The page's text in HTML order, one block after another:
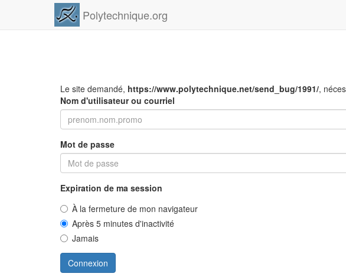
Polytechnique.org
Le site demandé, https://www.polytechnique.net/send_bug/1991/,
Nom d'utilisateur ou courriel
Mot de passe
Expiration de ma session
À la fermeture de mon navigateur
Après 5 minutes d'inactivité
Jamais